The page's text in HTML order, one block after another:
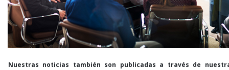
Nuestras noticias también son publicadas a través de